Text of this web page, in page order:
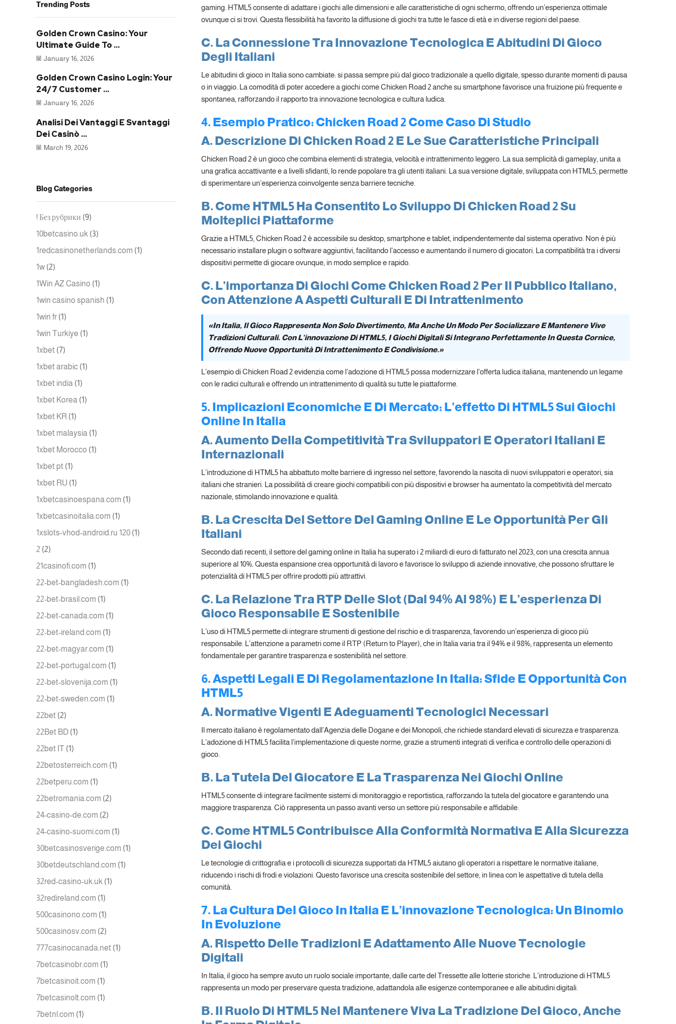
gaming. HTML5 consente di adattare i giochi alle dimensioni e alle caratteristiche di ogni schermo, offrendo un’esperienza ottimale
ovunque ci si trovi. Questa flessibilità ha favorito la diffusione di giochi tra tutte le fasce di età e in diverse regioni del paese.
C. La Connessione Tra Innovazione Tecnologica E Abitudini Di Gioco
Degli Italiani
Le abitudini di gioco in Italia sono cambiate: si passa sempre più dal gioco tradizionale a quello digitale, spesso durante momenti di pausa
o in viaggio. La comodità di poter accedere a giochi come Chicken Road 2 anche su smartphone favorisce una fruizione più frequente e
spontanea, rafforzando il rapporto tra innovazione tecnologica e cultura ludica.
4. Esempio Pratico: Chicken Road 2 Come Caso Di Studio
A. Descrizione Di Chicken Road 2 E Le Sue Caratteristiche Principali
Chicken Road 2 è un gioco che combina elementi di strategia, velocità e intrattenimento leggero. La sua semplicità di gameplay, unita a
una grafica accattivante e a livelli sfidanti, lo rende popolare tra gli utenti italiani. La sua versione digitale, sviluppata con HTML5, permette
di sperimentare un’esperienza coinvolgente senza barriere tecniche.
B. Come HTML5 Ha Consentito Lo Sviluppo Di Chicken Road 2 Su
Molteplici Piattaforme
Grazie a HTML5, Chicken Road 2 è accessibile su desktop, smartphone e tablet, indipendentemente dal sistema operativo. Non è più
necessario installare plugin o software aggiuntivi, facilitando l’accesso e aumentando il numero di giocatori. La compatibilità tra i diversi
dispositivi permette di giocare ovunque, in modo semplice e rapido.
C. L’importanza Di Giochi Come Chicken Road 2 Per Il Pubblico Italiano,
Con Attenzione A Aspetti Culturali E Di Intrattenimento
«In Italia, Il Gioco Rappresenta Non Solo Divertimento, Ma Anche Un Modo Per Socializzare E Mantenere Vive
Tradizioni Culturali. Con L’innovazione Di HTML5, I Giochi Digitali Si Integrano Perfettamente In Questa Cornice,
Offrendo Nuove Opportunità Di Intrattenimento E Condivisione.»
L’esempio di Chicken Road 2 evidenzia come l’adozione di HTML5 possa modernizzare l’offerta ludica italiana, mantenendo un legame
con le radici culturali e offrendo un intrattenimento di qualità su tutte le piattaforme.
5. Implicazioni Economiche E Di Mercato: L’effetto Di HTML5 Sui Giochi
Online In Italia
A. Aumento Della Competitività Tra Sviluppatori E Operatori Italiani E
Internazionali
L’introduzione di HTML5 ha abbattuto molte barriere di ingresso nel settore, favorendo la nascita di nuovi sviluppatori e operatori, sia
italiani che stranieri. La possibilità di creare giochi compatibili con più dispositivi e browser ha aumentato la competitività del mercato
nazionale, stimolando innovazione e qualità.
B. La Crescita Del Settore Del Gaming Online E Le Opportunità Per Gli
Italiani
Secondo dati recenti, il settore del gaming online in Italia ha superato i 2 miliardi di euro di fatturato nel 2023, con una crescita annua
superiore al 10%. Questa espansione crea opportunità di lavoro e favorisce lo sviluppo di aziende innovative, che possono sfruttare le
potenzialità di HTML5 per offrire prodotti più attrattivi.
C. La Relazione Tra RTP Delle Slot (dal 94% Al 98%) E L’esperienza Di
Gioco Responsabile E Sostenibile
L’uso di HTML5 permette di integrare strumenti di gestione del rischio e di trasparenza, favorendo un’esperienza di gioco più
responsabile. L’attenzione a parametri come il RTP (Return to Player), che in Italia varia tra il 94% e il 98%, rappresenta un elemento
fondamentale per garantire trasparenza e sostenibilità nel settore.
6. Aspetti Legali E Di Regolamentazione In Italia: Sfide E Opportunità Con
HTML5
A. Normative Vigenti E Adeguamenti Tecnologici Necessari
Il mercato italiano è regolamentato dall’Agenzia delle Dogane e dei Monopoli, che richiede standard elevati di sicurezza e trasparenza.
L’adozione di HTML5 facilita l’implementazione di queste norme, grazie a strumenti integrati di verifica e controllo delle operazioni di
gioco.
B. La Tutela Del Giocatore E La Trasparenza Nei Giochi Online
HTML5 consente di integrare facilmente sistemi di monitoraggio e reportistica, rafforzando la tutela del giocatore e garantendo una
maggiore trasparenza. Ciò rappresenta un passo avanti verso un settore più responsabile e affidabile.
C. Come HTML5 Contribuisce Alla Conformità Normativa E Alla Sicurezza
Dei Giochi
Le tecnologie di crittografia e i protocolli di sicurezza supportati da HTML5 aiutano gli operatori a rispettare le normative italiane,
riducendo i rischi di frodi e violazioni. Questo favorisce una crescita sostenibile del settore, in linea con le aspettative di tutela della
comunità.
7. La Cultura Del Gioco In Italia E L’innovazione Tecnologica: Un Binomio
In Evoluzione
A. Rispetto Delle Tradizioni E Adattamento Alle Nuove Tecnologie
Digitali
In Italia, il gioco ha sempre avuto un ruolo sociale importante, dalle carte del Tressette alle lotterie storiche. L’introduzione di HTML5
rappresenta un modo per preservare questa tradizione, adattandola alle esigenze contemporanee e alle abitudini digitali.
B. Il Ruolo Di HTML5 Nel Mantenere Viva La Tradizione Del Gioco, Anche
Trending Posts
Golden Crown Casino: Your
Ultimate Guide To ...
January 16, 2026
Golden Crown Casino Login: Your
24/7 Customer ...
January 16, 2026
Analisi Dei Vantaggi E Svantaggi
Dei Casinò ...
March 19, 2026
Blog Categories
! Без рубрики (9)
10betcasino.uk (3)
1redcasinonetherlands.com (1)
1w (2)
1Win AZ Casino (1)
1win casino spanish (1)
1win fr (1)
1win Turkiye (1)
1xbet (7)
1xbet arabic (1)
1xbet india (1)
1xbet Korea (1)
1xbet KR (1)
1xbet malaysia (1)
1xbet Morocco (1)
1xbet pt (1)
1xbet RU (1)
1xbetcasinoespana.com (1)
1xbetcasinoitalia.com (1)
1xslots-vhod-android.ru 120 (1)
2 (2)
21casinofi.com (1)
22-bet-bangladesh.com (1)
22-bet-brasil.com (1)
22-bet-canada.com (1)
22-bet-ireland.com (1)
22-bet-magyar.com (1)
22-bet-portugal.com (1)
22-bet-slovenija.com (1)
22-bet-sweden.com (1)
22bet (2)
22Bet BD (1)
22bet IT (1)
22betosterreich.com (1)
22betperu.com (1)
22betromania.com (2)
24-casino-de.com (2)
24-casino-suomi.com (1)
30betcasinosverige.com (1)
30betdeutschland.com (1)
32red-casino-uk.uk (1)
32redireland.com (1)
500casinono.com (1)
500casinosv.com (2)
777casinocanada.net (1)
7betcasinobr.com (1)
7betcasinoit.com (1)
7betcasinolt.com (1)
7betnl.com (1)